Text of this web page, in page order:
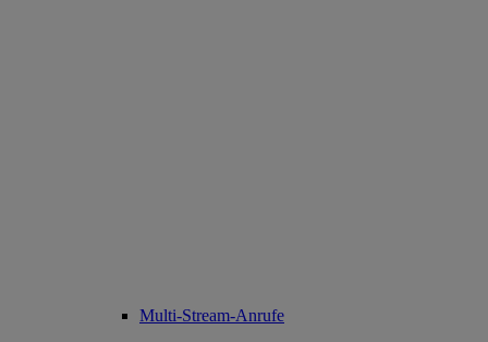
Multi-Stream-Anrufe